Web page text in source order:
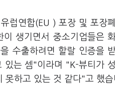
럽연합(EU ) 포장 및 포장
생기면서 중소기업들은
수출하려면 할랄 인증을
있는 셈"이라며 "K-뷰티가
못하고 있는 것 같다"고 했습